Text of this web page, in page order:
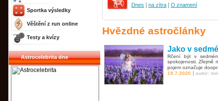
Sportka výsledky
Věštění z run online
Testy a kvízy
Astrocelebrita dne
Dnes na zítra O znamení
Hvězdné astročlánky
Jako v
Rčení být v
spokojenosti. Zřejmě
pojem označuje
19.7.2020 | autor: